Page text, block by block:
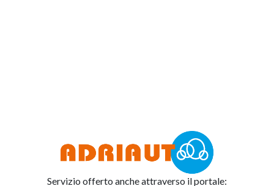
Servizio offerto anche attraverso il portale: